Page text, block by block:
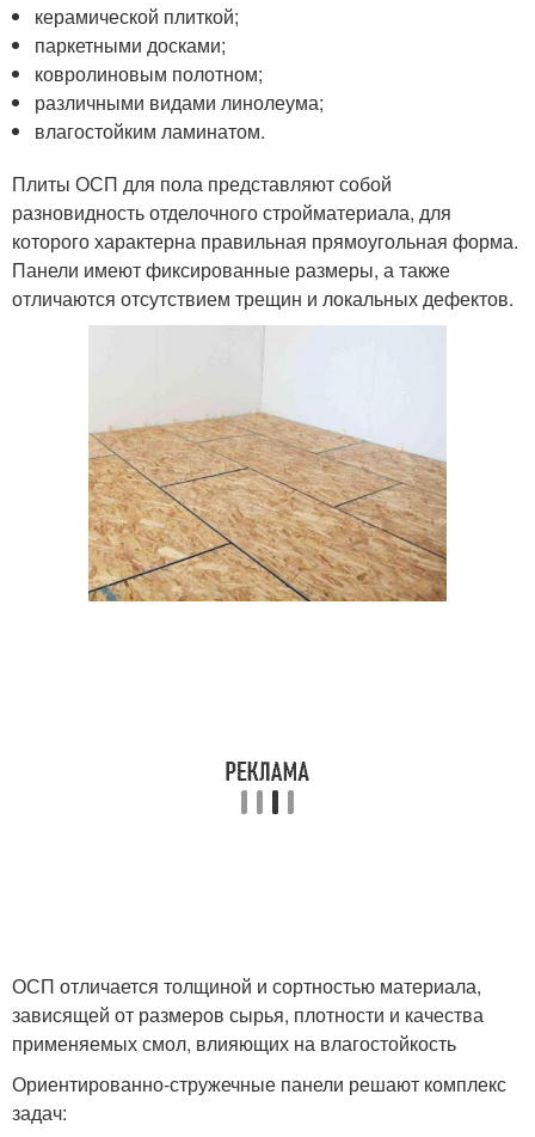
керамической плиткой;
паркетными досками;
ковролиновым полотном;
различными видами линолеума;
влагостойким ламинатом.
Плиты ОСП для пола представляют собой
разновидность отделочного стройматериала, для
которого характерна правильная прямоугольная форма.
Панели имеют фиксированные размеры, а также
отличаются отсутствием трещин и локальных дефектов.
ОСП отличается толщиной и сортностью материала,
зависящей от размеров сырья, плотности и качества
применяемых смол, влияющих на влагостойкость
Ориентированно-стружечные панели решают комплекс
задач: